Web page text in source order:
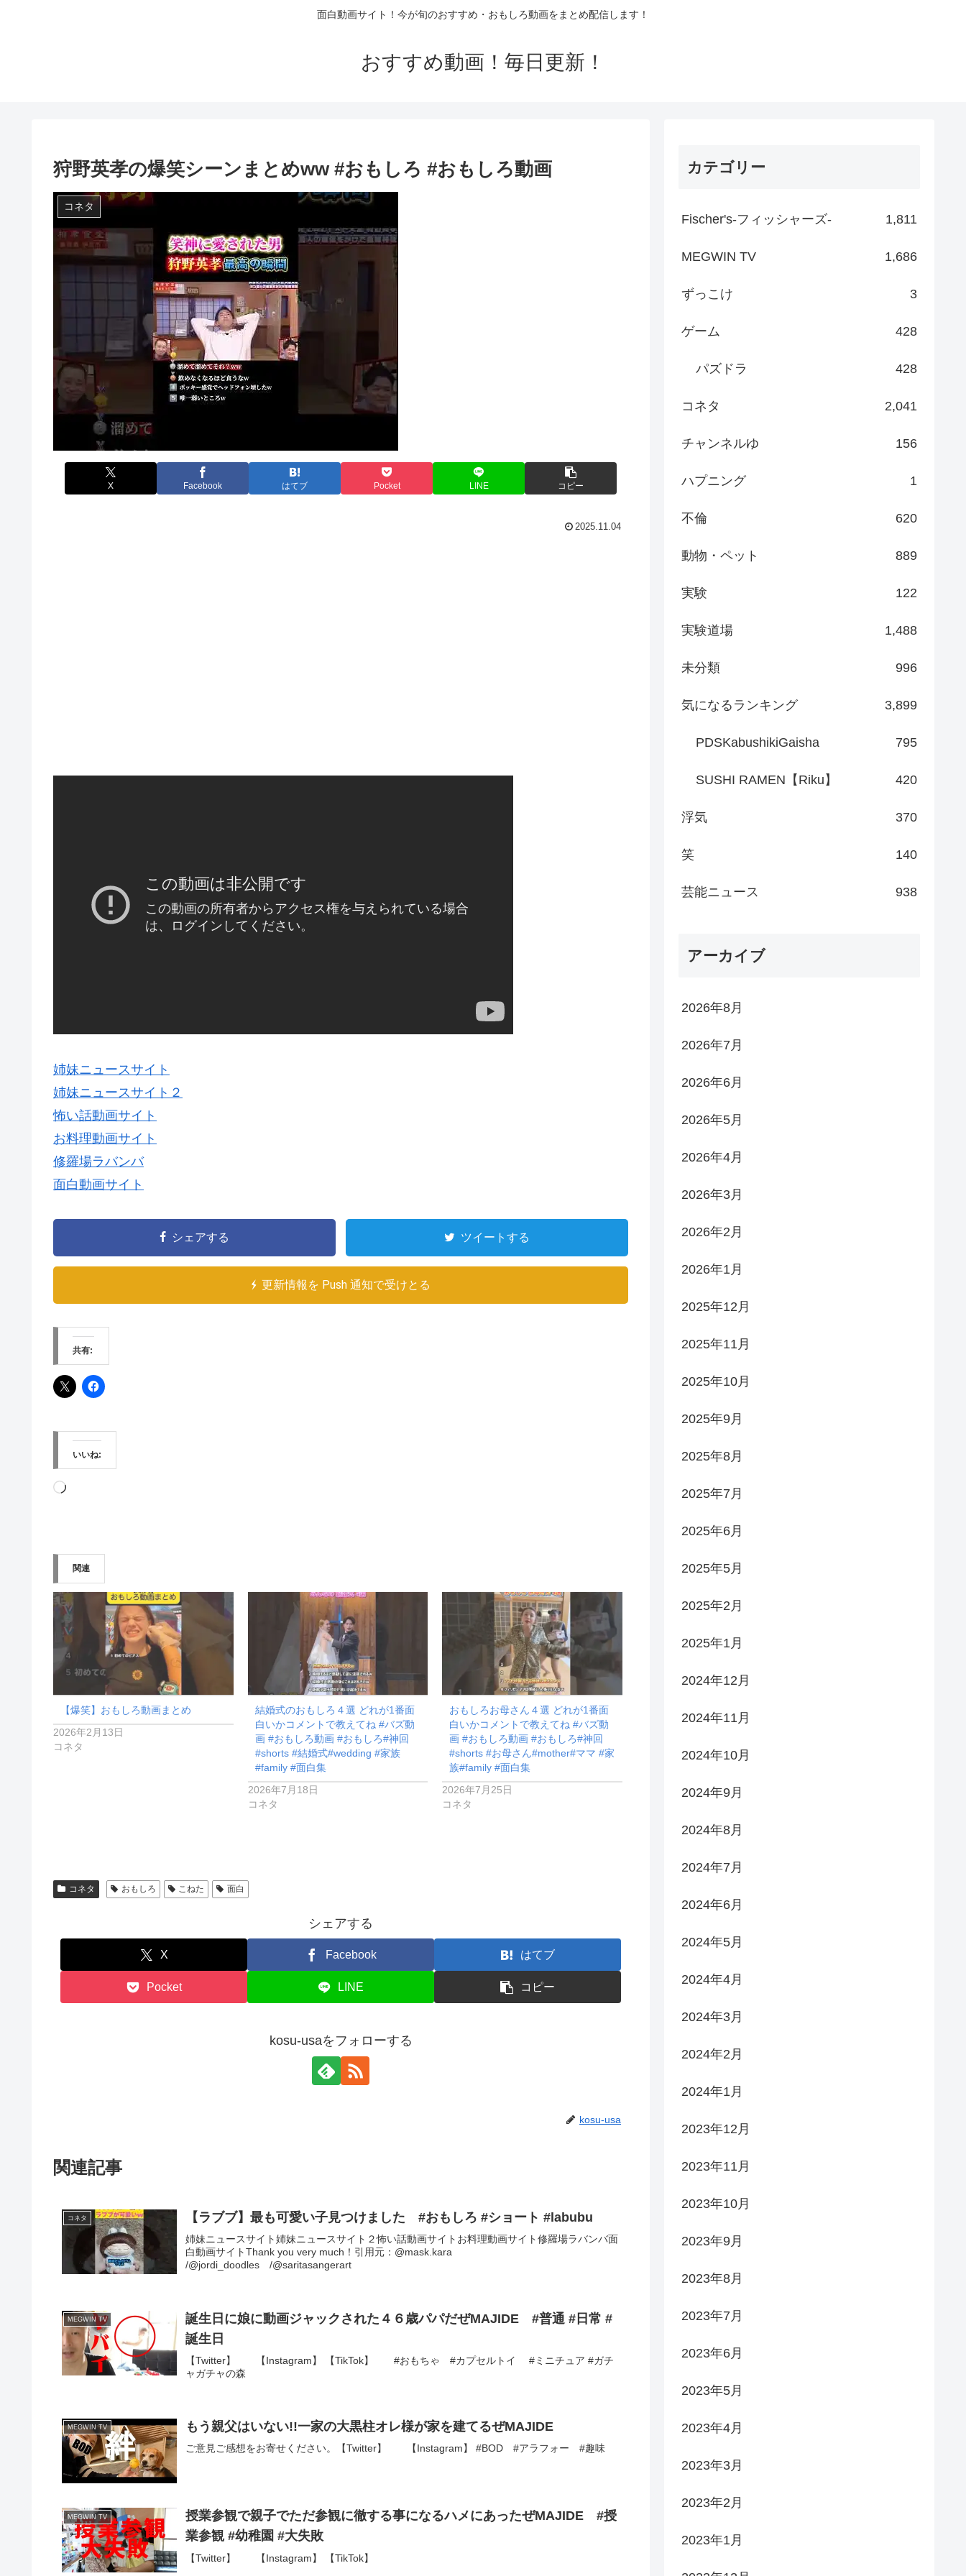
面白動画サイト！今が旬のおすすめ・おもしろ動画をまとめ配信します！
おすすめ動画！毎日更新！
狩野英孝の爆笑シーンまとめww #おもしろ #おもしろ動画
コネタ
X Facebook はてブ Pocket LINE コピー
2025.11.04
姉妹ニュースサイト
姉妹ニュースサイト２
怖い話動画サイト
お料理動画サイト
修羅場ラバンバ
面白動画サイト
シェアする ツイートする
更新情報を Push 通知で受けとる
共有:
いいね:
読
み
中…
関連
【爆笑】おもしろ動画まとめ
2026年2月13日
コネタ
結婚式のおもしろ４選 どれが1番面
白いかコメントで教えてね #バズ動
画 #おもしろ動画 #おもしろ#神回
#shorts #結婚式#wedding #家族
#family #面白集
2026年7月18日
コネタ
おもしろお母さん４選 どれが1番面
白いかコメントで教えてね #バズ動
画 #おもしろ動画 #おもしろ#神回
#shorts #お母さん#mother#ママ #家
族#family #面白集
2026年7月25日
コネタ
コネタ おもしろ こねた 面白
シェアする
X Facebook はてブ
Pocket LINE コピー
kosu-usaをフォローする
kosu-usa
関連記事
コネタ 【ラブブ】最も可愛い子見つけました #おもしろ #ショート #labubu
姉妹ニュースサイト姉妹ニュースサイト２怖い話動画サイトお料理動画サイト修羅場ラバンバ面
白動画サイトThank you very much！引用元：@mask.kara
/@jordi_doodles /@saritasangerart
MEGWIN TV
誕生日に娘に動画ジャックされた４６歳パパだぜMAJIDE #普通 #日常 #
誕生日
【Twitter】 【Instagram】 【TikTok】 #おもちゃ #カプセルトイ #ミニチュア #ガチ
ャガチャの森
MEGWIN TV もう親父はいない!!一家の大黒柱オレ様が家を建てるぜMAJIDE
ご意見ご感想をお寄せください。【Twitter】 【Instagram】 #BOD #アラフォー #趣味
MEGWIN TV
授業参観で親子でただ参観に徹する事になるハメにあったぜMAJIDE #授
業参観 #幼稚園 #大失敗
【Twitter】 【Instagram】 【TikTok】
カテゴリー
Fischer's-フィッシャーズ- 1,811
MEGWIN TV 1,686
ずっこけ 3
ゲーム 428
パズドラ 428
コネタ 2,041
チャンネルゆ 156
ハプニング 1
不倫 620
動物・ペット 889
実験 122
実験道場 1,488
未分類 996
気になるランキング 3,899
PDSKabushikiGaisha 795
SUSHI RAMEN【Riku】 420
浮気 370
笑 140
芸能ニュース 938
アーカイブ
2026年8月
2026年7月
2026年6月
2026年5月
2026年4月
2026年3月
2026年2月
2026年1月
2025年12月
2025年11月
2025年10月
2025年9月
2025年8月
2025年7月
2025年6月
2025年5月
2025年2月
2025年1月
2024年12月
2024年11月
2024年10月
2024年9月
2024年8月
2024年7月
2024年6月
2024年5月
2024年4月
2024年3月
2024年2月
2024年1月
2023年12月
2023年11月
2023年10月
2023年9月
2023年8月
2023年7月
2023年6月
2023年5月
2023年4月
2023年3月
2023年2月
2023年1月